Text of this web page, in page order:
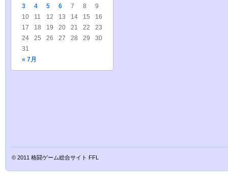
« 7月
3
4 5 6 7 8
9
10
11 12 13 14 15
16
17
18 19 20 21 22
23
24
25 26 27 28 29
30
31
© 2011 格闘ゲーム総合サイト FFL